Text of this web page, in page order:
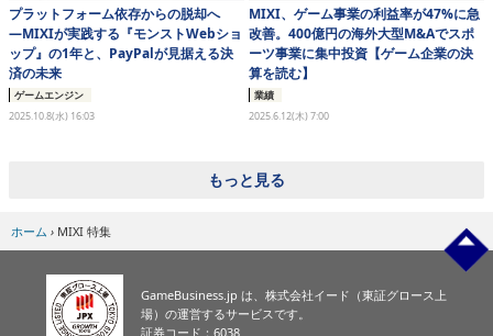
プラットフォーム依存からの脱却へ
―MIXIが実践する『モンストWebショ
ップ』の1年と、PayPalが見据える決
済の未来
ゲームエンジン
2025.10.8(水) 16:03
MIXI、ゲーム事業の利益率が47%に急
改善。400億円の海外大型M&Aでスポ
ーツ事業に集中投資【ゲーム企業の決
算を読む】
業績
2025.6.12(木) 7:00
もっと見る
ホーム › MIXI 特集
GameBusiness.jp は、株式会社イード（東証グロース上
場）の運営するサービスです。
証券コード：6038